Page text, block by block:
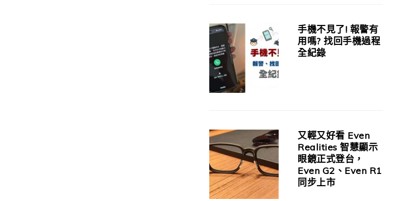
手機不見了! 報警有
用嗎? 找回手機過程
全紀錄
又輕又好看 Even
Realities 智慧顯示
眼鏡正式登台，
Even G2、Even R1
同步上市